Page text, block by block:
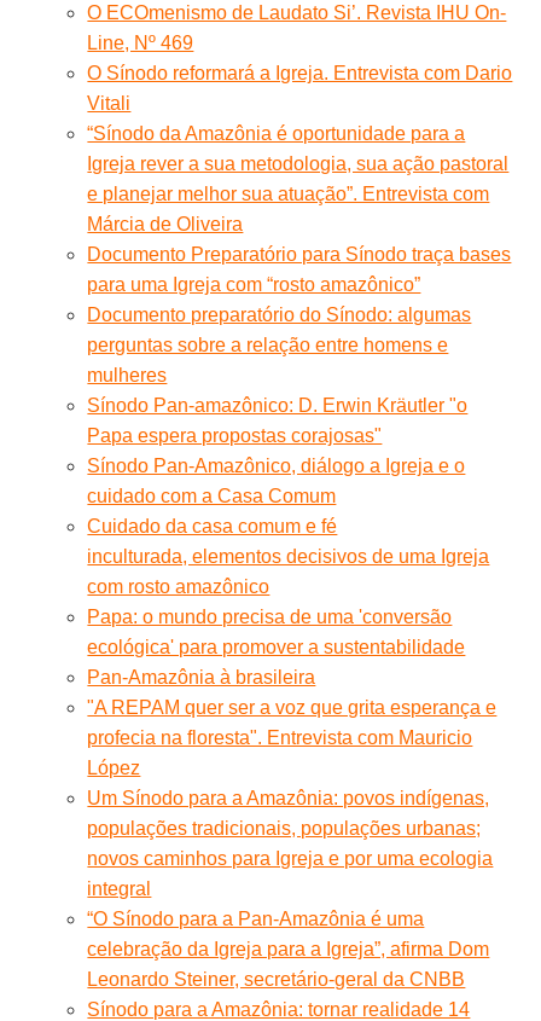
O ECOmenismo de Laudato Si’. Revista IHU On-
Line, Nº 469
O Sínodo reformará a Igreja. Entrevista com Dario
Vitali
“Sínodo da Amazônia é oportunidade para a
Igreja rever a sua metodologia, sua ação pastoral
e planejar melhor sua atuação”. Entrevista com
Márcia de Oliveira
Documento Preparatório para Sínodo traça bases
para uma Igreja com “rosto amazônico”
Documento preparatório do Sínodo: algumas
perguntas sobre a relação entre homens e
mulheres
Sínodo Pan-amazônico: D. Erwin Kräutler "o
Papa espera propostas corajosas"
Sínodo Pan-Amazônico, diálogo a Igreja e o
cuidado com a Casa Comum
Cuidado da casa comum e fé
inculturada, elementos decisivos de uma Igreja
com rosto amazônico
Papa: o mundo precisa de uma 'conversão
ecológica' para promover a sustentabilidade
Pan-Amazônia à brasileira
"A REPAM quer ser a voz que grita esperança e
profecia na floresta". Entrevista com Mauricio
López
Um Sínodo para a Amazônia: povos indígenas,
populações tradicionais, populações urbanas;
novos caminhos para Igreja e por uma ecologia
integral
“O Sínodo para a Pan-Amazônia é uma
celebração da Igreja para a Igreja”, afirma Dom
Leonardo Steiner, secretário-geral da CNBB
Sínodo para a Amazônia: tornar realidade 14